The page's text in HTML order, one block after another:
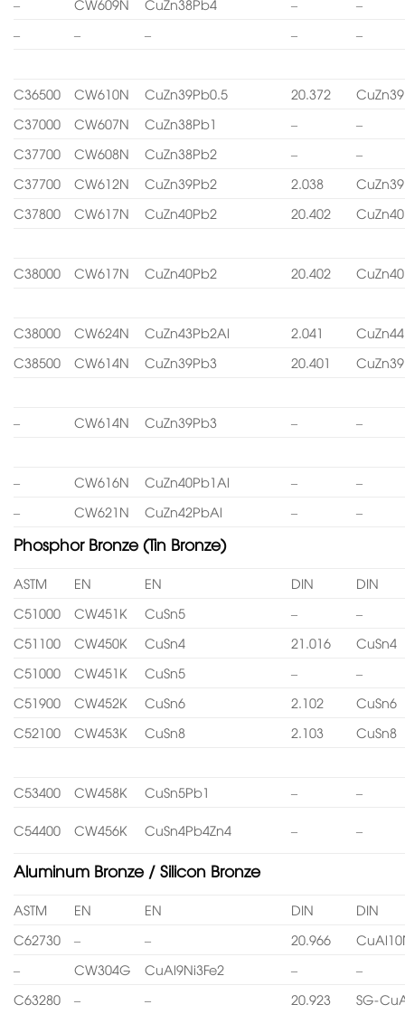
– CW609N CuZn38Pb4 –
–
–
– – – –
C36500 CW610N CuZn39Pb0.5 20.372
C37000
CW607N CuZn38Pb1 –
–
C37700
CW608N CuZn38Pb2 –
–
C37700
CW612N CuZn39Pb2 2.038
C37800
CW617N CuZn40Pb2 20.402
C38000 CW617N CuZn40Pb2 20.402
C38000 CW624N CuZn43Pb2Al 2.041
C38500
CW614N CuZn39Pb3 20.401
– CW614N CuZn39Pb3 – –
– CW616N CuZn40Pb1Al –
–
–
CW621N CuZn42PbAl – –
Phosphor Bronze (Tin Bronze)
ASTM EN EN DIN
DIN
C51000
CW451K CuSn5 –
–
C51100
CW450K CuSn4 21.016
CuSn4
C51000
CW451K CuSn5 –
–
C51900
CW452K CuSn6 2.102
CuSn6
C52100
CW453K CuSn8 2.103 CuSn8
C53400 CW458K CuSn5Pb1 – –
C54400 CW456K CuSn4Pb4Zn4 – –
Aluminum Bronze / Silicon Bronze
ASTM EN EN DIN
DIN
C62730
– – 20.966
–
CW304G CuAl9Ni3Fe2 –
–
C63280
– – 20.923
SG-